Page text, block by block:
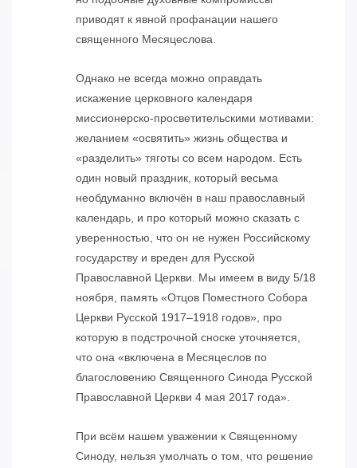
приводят к явной профанации нашего
священного Месяцеслова.
Однако не всегда можно оправдать
искажение церковного календаря
миссионерско-просветительскими мотивами:
желанием «освятить» жизнь общества и
«разделить» тяготы со всем народом. Есть
один новый праздник, который весьма
необдуманно включён в наш православный
календарь, и про который можно сказать с
уверенностью, что он не нужен Российскому
государству и вреден для Русской
Православной Церкви. Мы имеем в виду 5/18
ноября, память «Отцов Поместного Собора
Церкви Русской 1917–1918 годов», про
которую в подстрочной сноске уточняется,
что она «включена в Месяцеслов по
благословению Священного Синода Русской
Православной Церкви 4 мая 2017 года».
При всём нашем уважении к Священному
Синоду, нельзя умолчать о том, что решение